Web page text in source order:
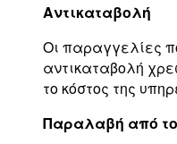
Αντικαταβολή
Οι παραγγελίες
αντικαταβολή
το κόστος της
Παραλαβή από